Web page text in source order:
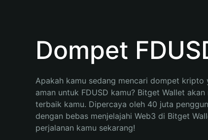
Bahasa Indonesia
Dompet
Apakah kamu sedang mencari dompet kripto
aman untuk FDUSD kamu? Bitget Wallet
terbaik kamu. Dipercaya oleh 40 juta
dengan bebas menjelajahi Web3 di Bitget
perjalanan kamu sekarang!